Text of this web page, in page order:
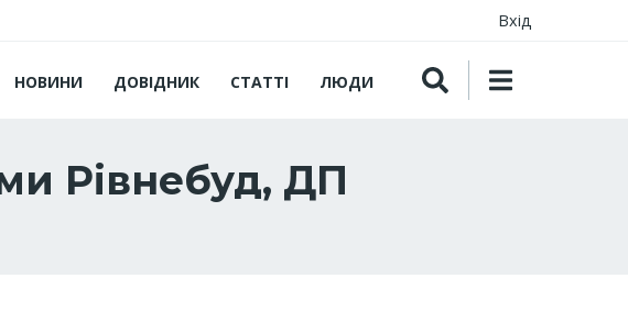
Вхід
НОВИНИ ДОВІДНИК СТАТТІ ЛЮДИ
Рівнебуд, ДП